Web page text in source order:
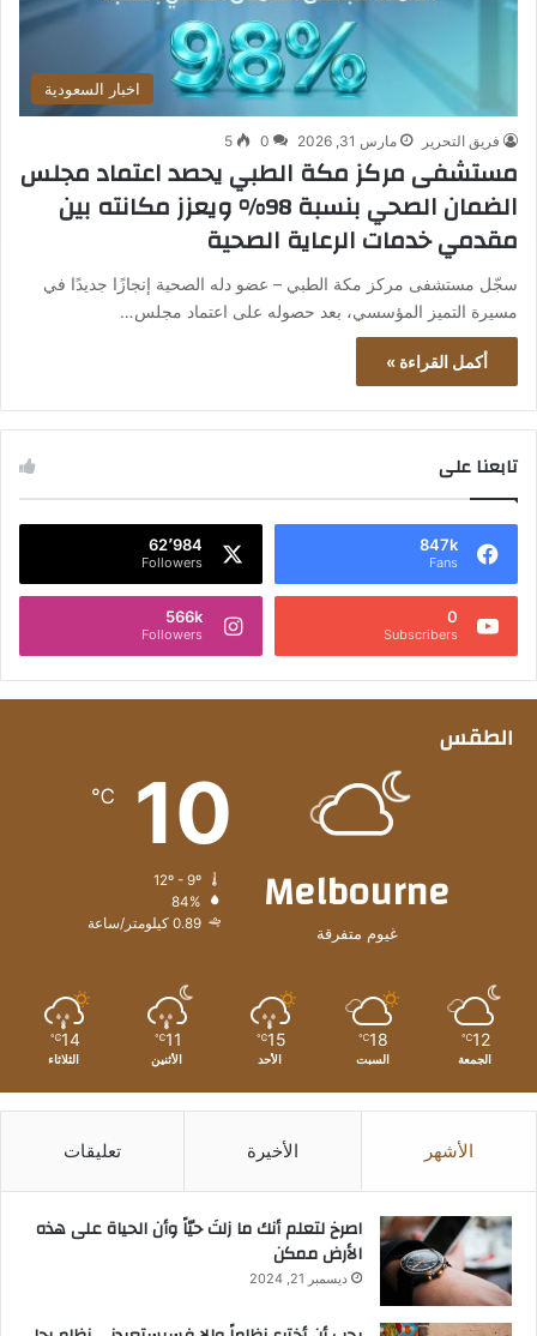
اخبار السعودية
فريق التحرير مارس 31, 2026 0
5
مستشفى مركز مكة الطبي يحصد اعتماد مجلس
الضمان الصحي بنسبة 98% ويعزز مكانته بين
مقدمي خدمات الرعاية الصحية
سجّل مستشفى مركز مكة الطبي – عضو دله الصحية إنجازًا جديدًا في
مسيرة التميز المؤسسي، بعد حصوله على اعتماد مجلس…
أكمل القراءة »
تابعنا على
847k
Fans
62٬984
Followers
0
Subscribers
566k
Followers
الطقس
Melbourne
غيوم متفرقة
10
℃
84%
0.89 كيلومتر/ساعة
12
℃
الجمعة
18
℃
السبت
15
℃
الأحد
11
℃
الأثنين
14
℃
الثلاثاء
الأشهر الأخيرة تعليقات
‫اصرخ لتعلم أنك ما زلتَ حيّاً وأن الحياة على هذه
الأرض ممكن
ديسمبر 21, 2024